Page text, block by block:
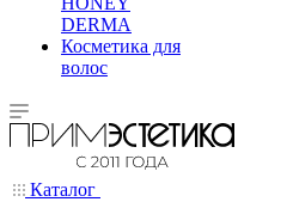
DERMA
Косметика для
волос
Каталог